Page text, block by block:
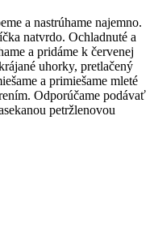
a nastrúhame najemno.
natvrdo. Ochladnuté a
a pridáme k červenej
uhorky, pretlačený
a primiešame mleté
Odporúčame podávať
petržlenovou